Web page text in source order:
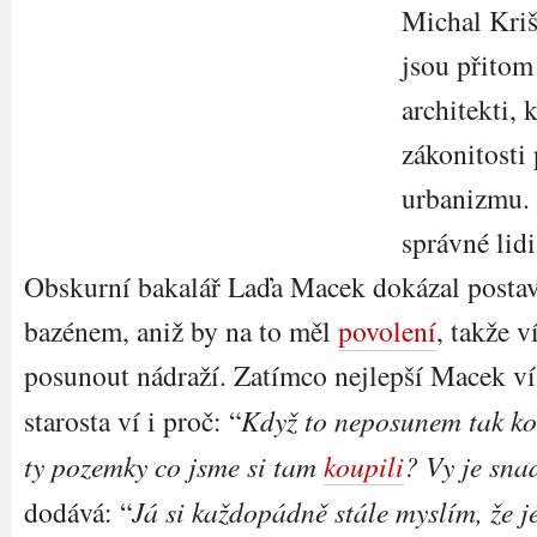
Michal
jsou
architekti,
urbanizmu.
správné
Obskurní bakalář Laďa Macek dokázal
bazénem, aniž by na to měl povolení, takže
posunout nádraží. Zatímco nejlepší Macek
starosta ví i proč: “Když to neposunem tak
ty pozemky co jsme si tamkoupili? Vy je
dodává: “Já si každopádně stále myslím, že